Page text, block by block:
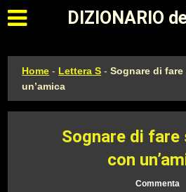
Apri il menu
DIZIONARIO
Home - Lettera S -Sognare di
un’amica
Sognare di fare
con
Commenta